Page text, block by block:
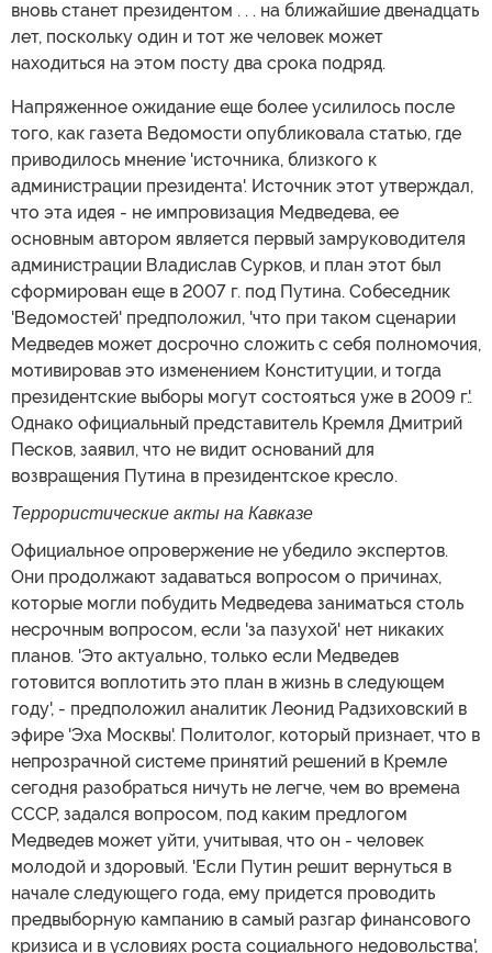
вновь станет президентом . . . на ближайшие двенадцать
лет, поскольку один и тот же человек может
находиться на этом посту два срока подряд.
Напряженное ожидание еще более усилилось после
того, как газета Ведомости опубликовала статью, где
приводилось мнение 'источника, близкого к
администрации президента'. Источник этот утверждал,
что эта идея - не импровизация Медведева, ее
основным автором является первый замруководителя
администрации Владислав Сурков, и план этот был
сформирован еще в 2007 г. под Путина. Собеседник
'Ведомостей' предположил, 'что при таком сценарии
Медведев может досрочно сложить с себя полномочия,
мотивировав это изменением Конституции, и тогда
президентские выборы могут состояться уже в 2009 г.'.
Однако официальный представитель Кремля Дмитрий
Песков, заявил, что не видит оснований для
возвращения Путина в президентское кресло.
Террористические акты на Кавказе
Официальное опровержение не убедило экспертов.
Они продолжают задаваться вопросом о причинах,
которые могли побудить Медведева заниматься столь
несрочным вопросом, если 'за пазухой' нет никаких
планов. 'Это актуально, только если Медведев
готовится воплотить это план в жизнь в следующем
году', - предположил аналитик Леонид Радзиховский в
эфире 'Эха Москвы'. Политолог, который признает, что в
непрозрачной системе принятий решений в Кремле
сегодня разобраться ничуть не легче, чем во времена
СССР, задался вопросом, под каким предлогом
Медведев может уйти, учитывая, что он - человек
молодой и здоровый. 'Если Путин решит вернуться в
начале следующего года, ему придется проводить
предвыборную кампанию в самый разгар финансового
кризиса и в условиях роста социального недовольства',